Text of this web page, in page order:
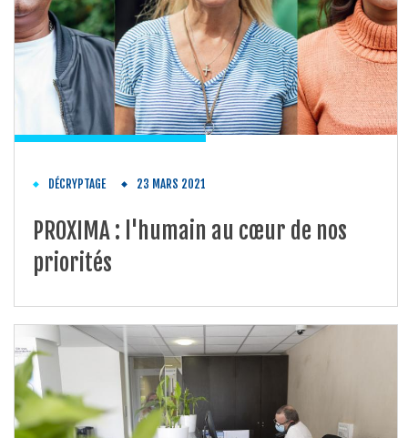
DÉCRYPTAGE 23 MARS 2021
PROXIMA : l'humain au cœur de nos
priorités